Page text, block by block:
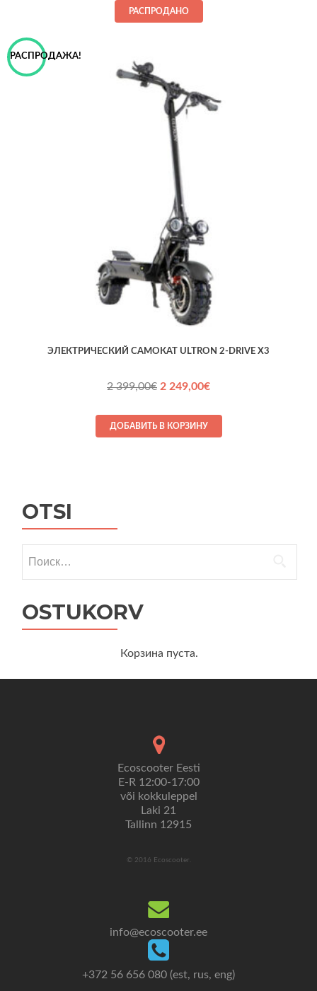
РАСПРОДАНО
РАСПРОДАЖА!
ЭЛЕКТРИЧЕСКИЙ САМОКАТ ULTRON 2-DRIVE X3
2 399,00€ Первоначальная
составляла
2 399,00€.
2 249,00€Текущая
2 249,00€.
ДОБАВИТЬ В КОРЗИНУ
OTSI
OSTUKORV
Корзина пуста.
Ecoscooter Eesti
E-R 12:00-17:00
või kokkuleppel
Laki 21
Tallinn 12915
© 2016 Ecoscooter.
info@ecoscooter.ee
+372 56 656 080 (est, rus, eng)